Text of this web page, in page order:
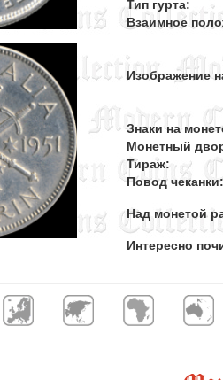
Тип гурта:
Взаимное
Изображение
Знаки на
Монетный
Тираж:
Повод чеканки:
Над монетой
Интересно